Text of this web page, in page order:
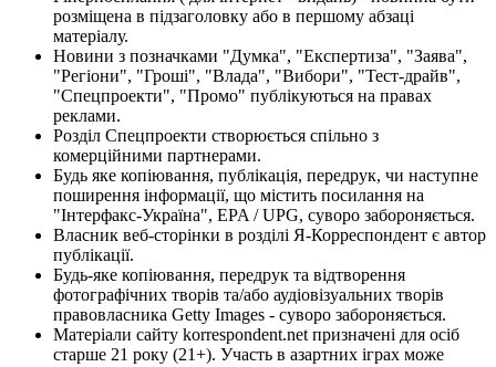
розміщена в підзаголовку або в першому абзаці
матеріалу.
Новини з позначками "Думка", "Експертиза", "Заява",
"Регіони", "Гроші", "Влада", "Вибори", "Тест-драйв",
"Спецпроекти", "Промо" публікуються на правах
реклами.
Розділ Спецпроекти створюється спільно з
комерційними партнерами.
Будь яке копіювання, публікація, передрук, чи наступне
поширення інформації, що містить посилання на
"Інтерфакс-Україна", EPA / UPG, суворо забороняється.
Власник веб-сторінки в розділі Я-Корреспондент є автор
публікації.
Будь-яке копіювання, передрук та відтворення
фотографічних творів та/або аудіовізуальних творів
правовласника Getty Images - суворо забороняється.
Матеріали сайту korrespondent.net призначені для осіб
старше 21 року (21+). Участь в азартних іграх може